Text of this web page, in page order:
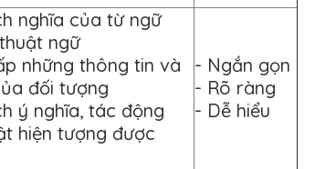
nghĩa của từ ngữ
ngữ
những thông tin và
đối tượng
ý nghĩa, tác động
hiện tượng được
- Ngắn gọn
- Rõ ràng
- Dễ hiểu